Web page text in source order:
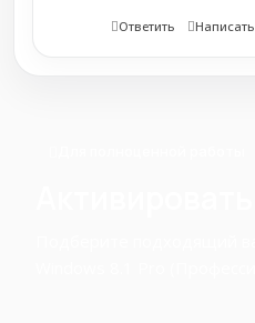
Ответить Написать